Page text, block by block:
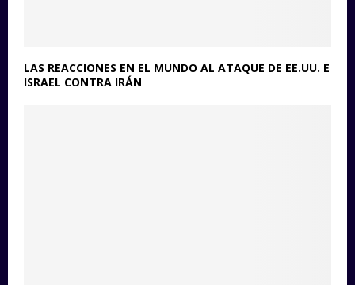
LAS REACCIONES EN EL MUNDO AL ATAQUE DE EE.UU. E
ISRAEL CONTRA IRÁN